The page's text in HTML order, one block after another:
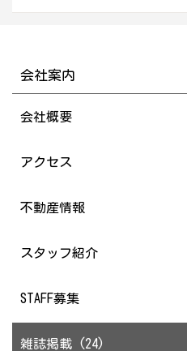
会社案内
会社概要
アクセス
不動産情報
スタッフ紹介
STAFF募集
雑誌掲載 (24)